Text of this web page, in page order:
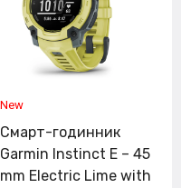
Смарт-годинник
Garmin Instinct E – 45
mm Electric Lime with